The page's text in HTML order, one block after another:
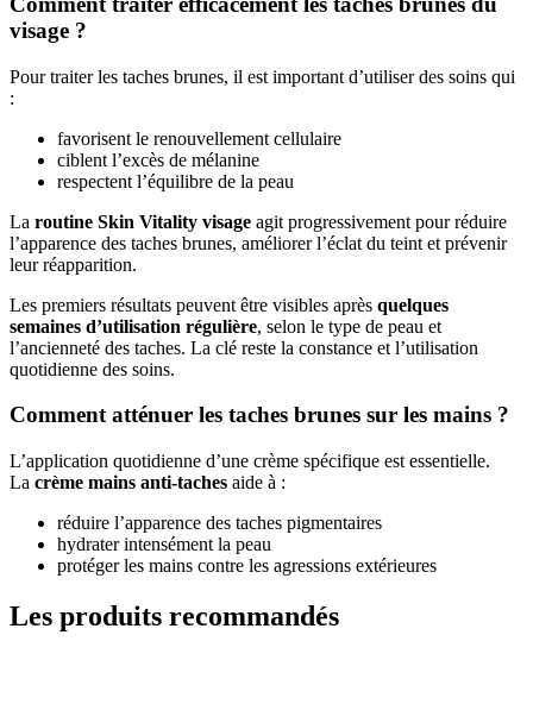
visage ?
Pour traiter les taches brunes, il est important d’utiliser des soins qui
:
favorisent le renouvellement cellulaire
ciblent l’excès de mélanine
respectent l’équilibre de la peau
La routine Skin Vitality visage agit progressivement pour réduire
l’apparence des taches brunes, améliorer l’éclat du teint et prévenir
leur réapparition.
Les premiers résultats peuvent être visibles après quelques
semaines d’utilisation régulière, selon le type de peau et
l’ancienneté des taches. La clé reste la constance et l’utilisation
quotidienne des soins.
Comment atténuer les taches brunes sur les mains ?
L’application quotidienne d’une crème spécifique est essentielle.
La crème mains anti-taches aide à :
réduire l’apparence des taches pigmentaires
hydrater intensément la peau
protéger les mains contre les agressions extérieures
Les produits recommandés